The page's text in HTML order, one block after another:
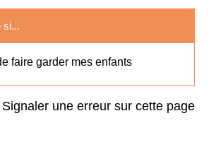
si...
faire garder mes enfants
Signaler une erreur sur cette page